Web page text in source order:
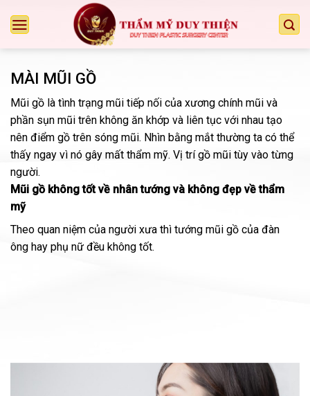
đến
MÀI MŨI GỒ
Mũi gồ là tình trạng mũi tiếp nối của xương chính mũi và
phần sụn mũi trên không ăn khớp và liên tục với nhau tạo
nên điểm gồ trên sóng mũi. Nhìn bằng mắt thường ta có thể
thấy ngay vì nó gây mất thẩm mỹ. Vị trí gồ mũi tùy vào từng
người.
Mũi gồ không tốt về nhân tướng và không đẹp về thẩm
mỹ
Theo quan niệm của người xưa thì tướng mũi gồ của đàn
ông hay phụ nữ đều không tốt.